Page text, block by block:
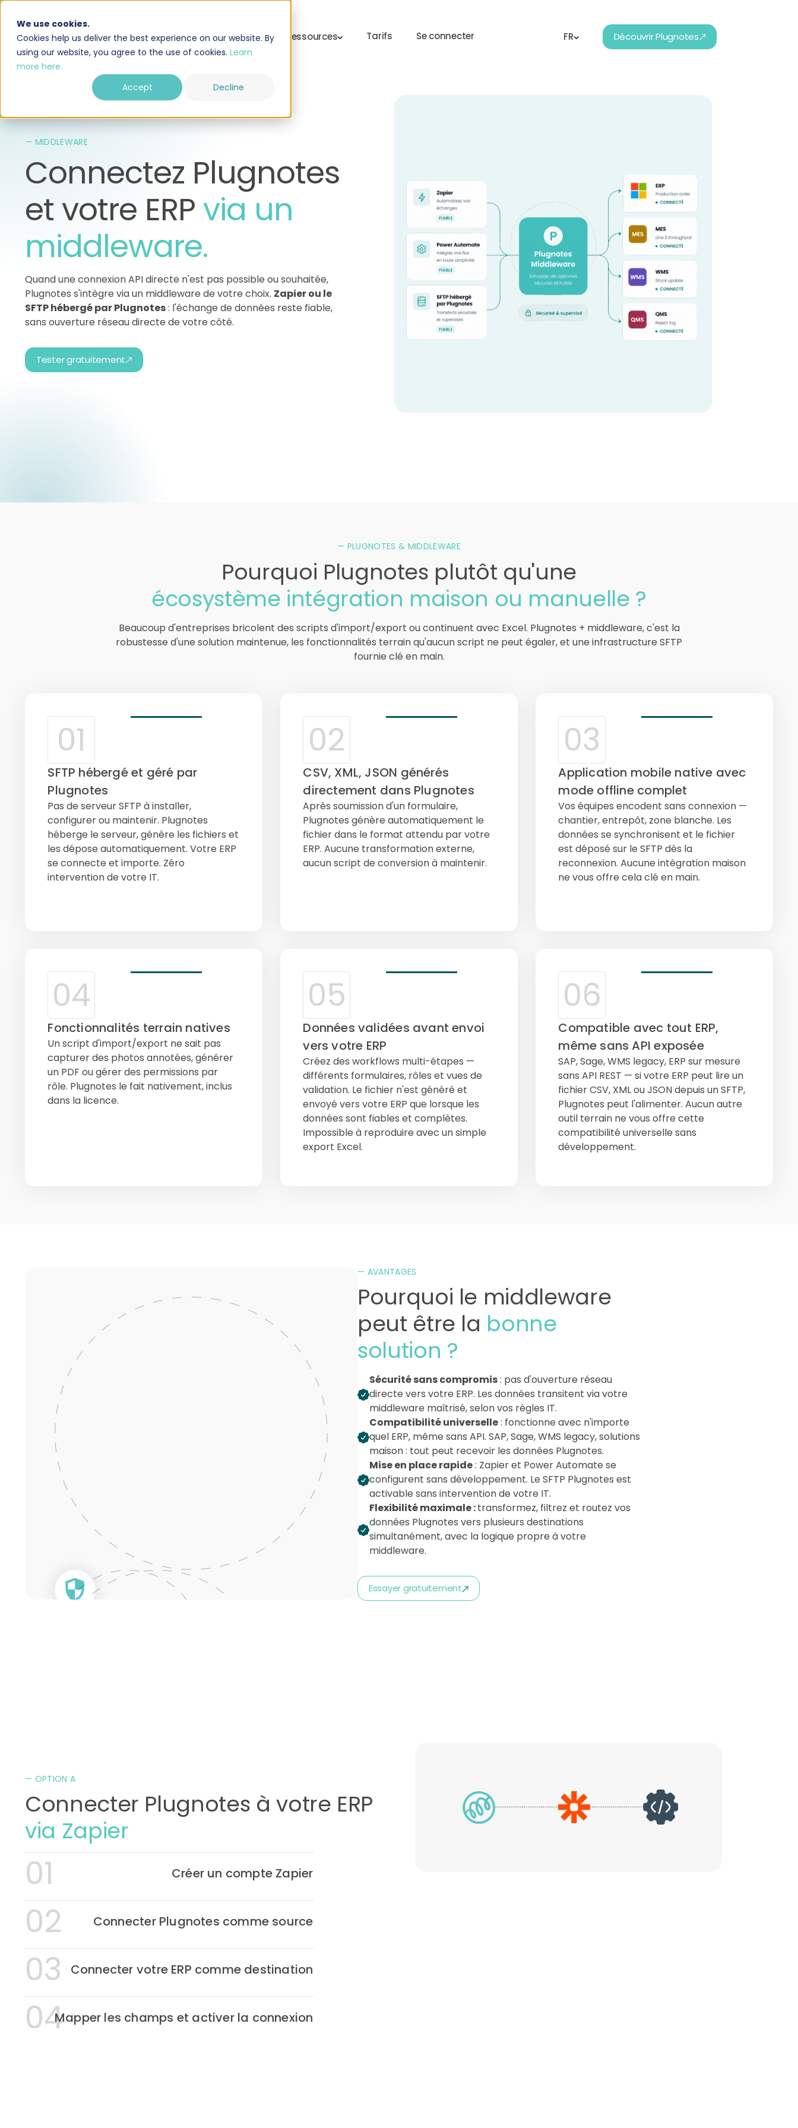
We use cookies.
Cookies help us deliver the best experience on our website. By
using our website, you agree to the use of cookies. Learn
more here.
Accept
Decline
Solution Intégrations Ressources Tarifs Se connecter FR Découvrir Plugnotes
— MIDDLEWARE
Connectez Plugnotes
et votre ERPvia un
middleware.
Quand une connexion API directe n'est pas possible ou souhaitée,
Plugnotes s'intègre via un middleware de votre choix. Zapier ou le
SFTP hébergé par Plugnotes: l'échange de données reste fiable,
sans ouverture réseau directe de votre côté.
Tester gratuitement
— PLUGNOTES & MIDDLEWARE
Pourquoi Plugnotes plutôt qu'une
écosystème intégration maison ou manuelle ?
Beaucoup d'entreprises bricolent des scripts d'import/export ou continuent avec Excel. Plugnotes + middleware, c'est la
robustesse d'une solution maintenue, les fonctionnalités terrain qu'aucun script ne peut égaler, et une infrastructure SFTP
fournie clé en main.
01
SFTP hébergé et géré par
Plugnotes
Pas de serveur SFTP à installer,
configurer ou maintenir. Plugnotes
héberge le serveur, génère les fichiers et
les dépose automatiquement. Votre ERP
se connecte et importe. Zéro
intervention de votre IT.
02
CSV, XML, JSON générés
directement dans Plugnotes
Après soumission d'un formulaire,
Plugnotes génère automatiquement le
fichier dans le format attendu par votre
ERP. Aucune transformation externe,
aucun script de conversion à maintenir.
03
Application mobile native avec
mode offline complet
Vos équipes encodent sans connexion —
chantier, entrepôt, zone blanche. Les
données se synchronisent et le fichier
est déposé sur le SFTP dès la
reconnexion. Aucune intégration maison
ne vous offre cela clé en main.
04
Fonctionnalités terrain natives
Un script d'import/export ne sait pas
capturer des photos annotées, générer
un PDF ou gérer des permissions par
rôle. Plugnotes le fait nativement, inclus
dans la licence.
05
Données validées avant envoi
vers votre ERP
Créez des workflows multi-étapes —
différents formulaires, rôles et vues de
validation. Le fichier n'est généré et
envoyé vers votre ERP que lorsque les
données sont fiables et complètes.
Impossible à reproduire avec un simple
export Excel.
06
Compatible avec tout ERP,
même sans API exposée
SAP, Sage, WMS legacy, ERP sur mesure
sans API REST — si votre ERP peut lire un
fichier CSV, XML ou JSON depuis un SFTP,
Plugnotes peut l'alimenter. Aucun autre
outil terrain ne vous offre cette
compatibilité universelle sans
développement.
— AVANTAGES
Pourquoi le middleware
peut être la bonne
solution ?
Sécurité sans compromis: pas d'ouverture réseau
directe vers votre ERP. Les données transitent via votre
middleware maîtrisé, selon vos règles IT.
Compatibilité universelle: fonctionne avec n'importe
quel ERP, même sans API. SAP, Sage, WMS legacy, solutions
maison : tout peut recevoir les données Plugnotes.
Mise en place rapide: Zapier et Power Automate se
configurent sans développement. Le SFTP Plugnotes est
activable sans intervention de votre IT.
Flexibilité maximale :transformez, filtrez et routez vos
données Plugnotes vers plusieurs destinations
simultanément, avec la logique propre à votre
middleware.
Essayer gratuitement
— OPTION A
Connecter Plugnotes à votre ERP
via Zapier
01 Créer un compte Zapier
02 Connecter Plugnotes comme source
03 Connecter votre ERP comme destination
04Mapper les champs et activer la connexion